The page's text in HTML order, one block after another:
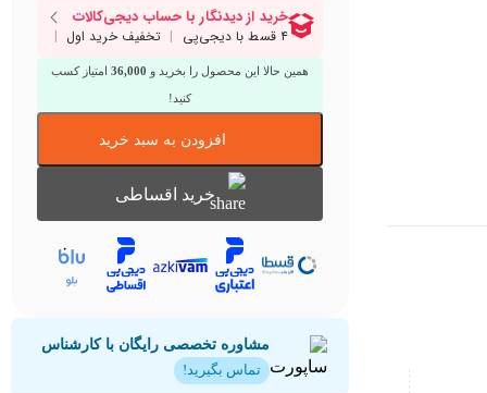
همین حالا این محصول را بخرید و 36,000 امتیاز کسب
کنید!
افزودن به سبد خرید
خرید اقساطی
مشاوره تخصصی رایگان با کارشناس
تماس بگیرید!